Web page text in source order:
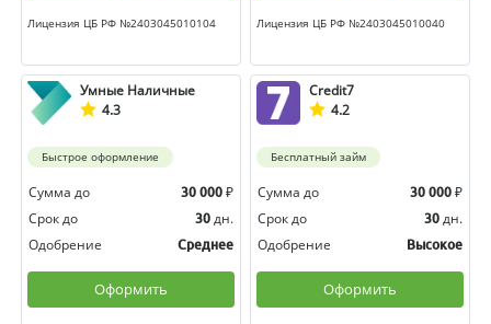
Лицензия ЦБ РФ №2403045010104 Лицензия ЦБ РФ №2403045010040
Умные Наличные
4.3
Быстрое оформление
Сумма до 30 000 ₽
Срок до
30 дн.
Одобрение
Среднее
Оформить
Credit7
4.2
Бесплатный займ
Сумма до 30 000 ₽
Срок до
30 дн.
Одобрение
Высокое
Оформить